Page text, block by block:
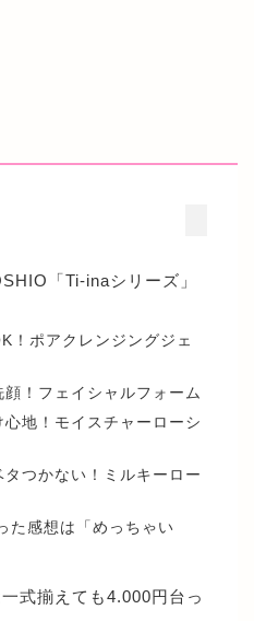
「Ti-inaシリーズ」
！ポアクレンジングジェ
！フェイシャルフォーム
心地！モイスチャーローシ
つかない！ミルキーロー
た感想は「めっちゃい
式揃えても4.000円台っ